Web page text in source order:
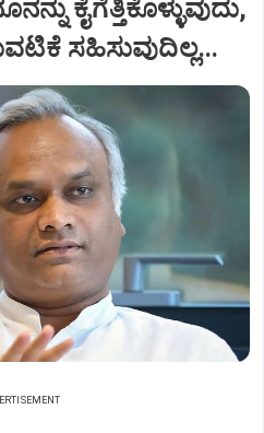
ಕೈಗೆತ್ತಿಕೊಳ್ಳುವುದು,
ಸಹಿಸುವುದಿಲ್ಲ...